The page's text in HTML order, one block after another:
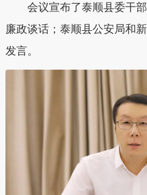
会议宣布了泰顺县委干
廉政谈话；泰顺县公安局和
发言。